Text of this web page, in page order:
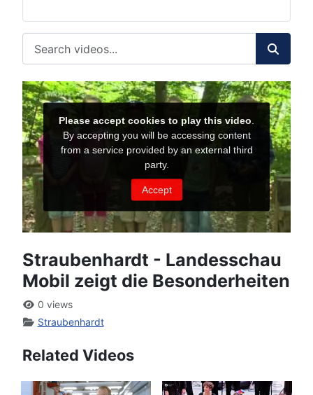
Straubenhardt - Landesschau
Mobil zeigt die Besonderheiten
0 views
Straubenhardt
Related Videos